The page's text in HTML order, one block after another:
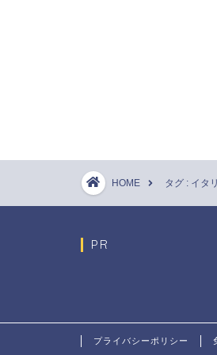
HOME タグ : イタ
PR
プライバシーポリシー